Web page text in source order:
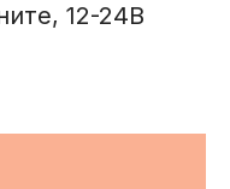
12-24В